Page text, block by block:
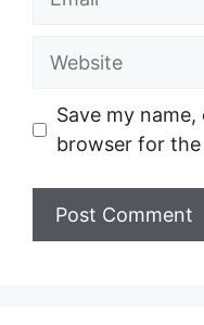
Website
Save my
browser for